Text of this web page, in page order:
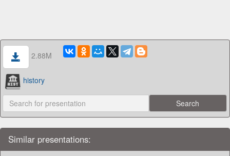
2.88M
history
Similar presentations: